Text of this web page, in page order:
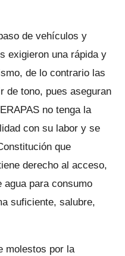
de vehículos y
exigieron una rápida y
de lo contrario las
de tono, pues aseguran
no tenga la
con su labor y se
que
derecho al acceso,
agua para consumo
suficiente, salubre,
molestos por la